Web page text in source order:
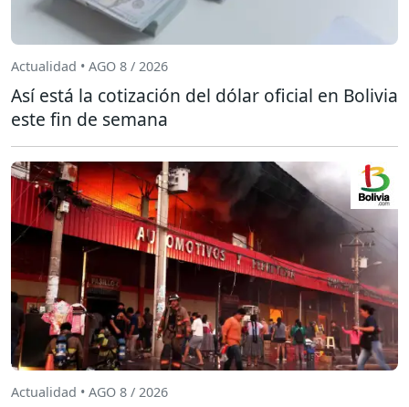
Actualidad • AGO 8 / 2026
Así está la cotización del dólar oficial en Bolivia
este fin de semana
Actualidad • AGO 8 / 2026